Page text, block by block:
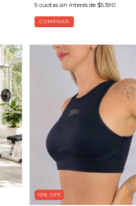
9 cuotas sin interés de $5.590
COMPRAR
10% OFF